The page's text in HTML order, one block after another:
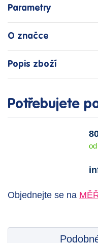
Parametry
O značce
Popis zboží
Potřebujete
Objednejte se na